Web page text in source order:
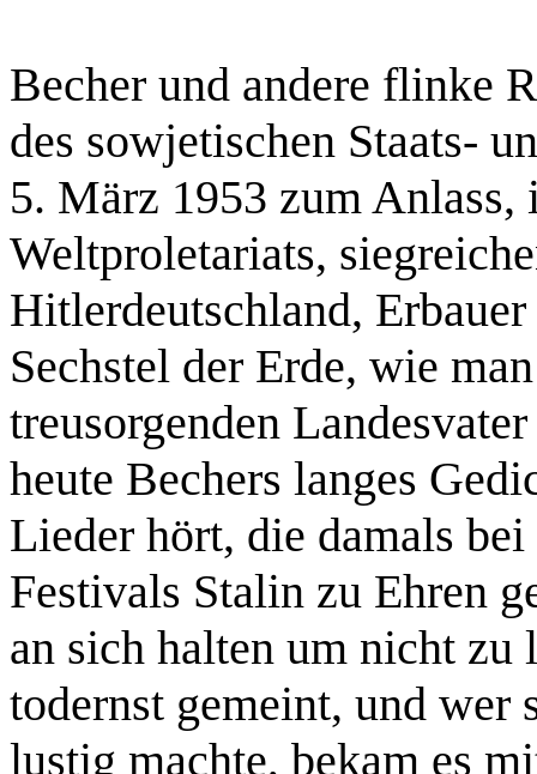
Becher und andere flinke
des sowjetischen Staats-
5. März 1953 zum Anlass,
Weltproletariats,
Hitlerdeutschland,
Sechstel der Erde, wie
treusorgenden
heute Bechers langes
Lieder hört, die damals
Festivals Stalin zu Ehren
an sich halten um nicht zu
todernst gemeint, und wer
lustig machte, bekam es